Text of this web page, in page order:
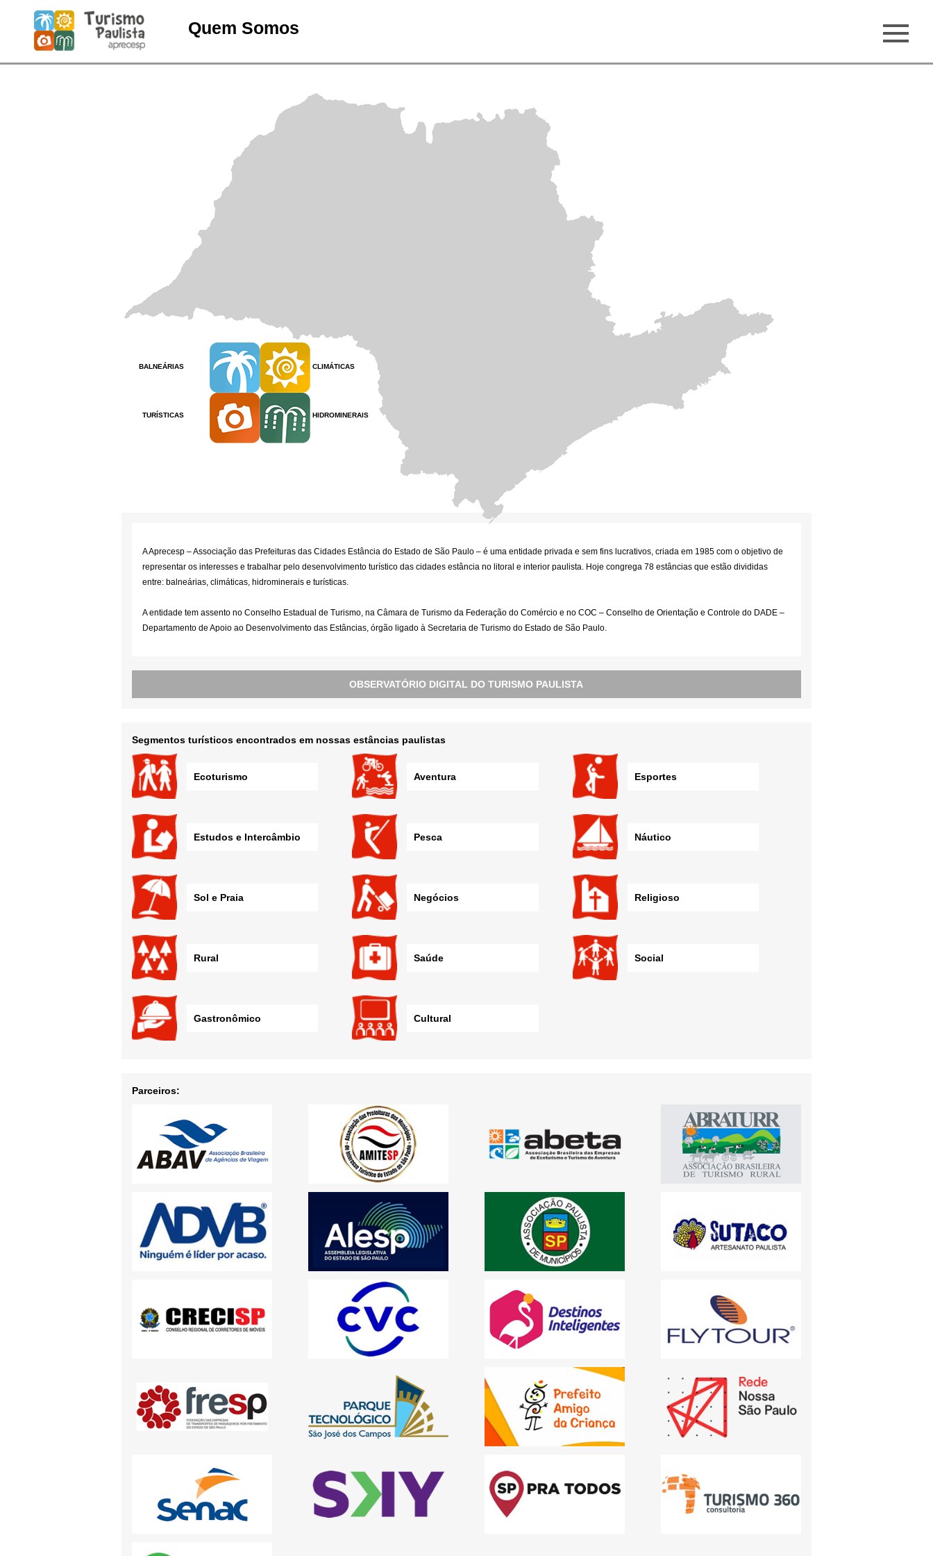
Quem Somos
BALNEÁRIAS CLIMÁTICAS
HIDROMINERAIS
TURÍSTICAS
A Aprecesp – Associação das Prefeituras das Cidades Estância do Estado de São Paulo – é uma entidade privada e sem fins lucrativos, criada em 1985 com o objetivo de
representar os interesses e trabalhar pelo desenvolvimento turístico das cidades estância no litoral e interior paulista. Hoje congrega 78 estâncias que estão divididas
entre: balneárias, climáticas, hidrominerais e turísticas.
A entidade tem assento no Conselho Estadual de Turismo, na Câmara de Turismo da Federação do Comércio e no COC – Conselho de Orientação e Controle do DADE –
Departamento de Apoio ao Desenvolvimento das Estâncias, órgão ligado à Secretaria de Turismo do Estado de São Paulo.
OBSERVATÓRIO DIGITAL DO TURISMO PAULISTA
Segmentos turísticos encontrados em nossas estâncias paulistas
Ecoturismo Aventura Esportes
Estudos e Intercâmbio Pesca Náutico
Sol e Praia Negócios Religioso
Rural Saúde Social
Gastronômico Cultural
Parceiros: